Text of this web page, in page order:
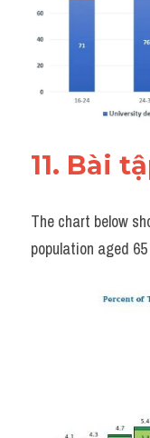
11. Bài
The chart below
population aged